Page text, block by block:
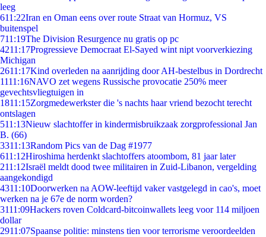
leeg
611:22Iran en Oman eens over route Straat van Hormuz, VS
buitenspel
711:19The Division Resurgence nu gratis op pc
4211:17Progressieve Democraat El-Sayed wint nipt voorverkiezing
Michigan
2611:17Kind overleden na aanrijding door AH-bestelbus in Dordrecht
1111:16NAVO zet wegens Russische provocatie 250% meer
gevechtsvliegtuigen in
1811:15Zorgmedewerkster die 's nachts haar vriend bezocht terecht
ontslagen
511:13Nieuw slachtoffer in kindermisbruikzaak zorgprofessional Jan
B. (66)
3311:13Random Pics van de Dag #1977
611:12Hiroshima herdenkt slachtoffers atoombom, 81 jaar later
211:12Israël meldt dood twee militairen in Zuid-Libanon, vergelding
aangekondigd
4311:10Doorwerken na AOW-leeftijd vaker vastgelegd in cao's, moet
werken na je 67e de norm worden?
3111:09Hackers roven Coldcard-bitcoinwallets leeg voor 114 miljoen
dollar
2911:07Spaanse politie: minstens tien voor terrorisme veroordeelden